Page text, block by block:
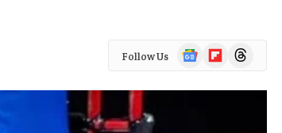
Follow Us
Google
News
FlipboardThreads